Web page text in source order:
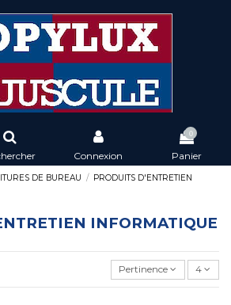
Connexion
0
Panier
DE BUREAU
PRODUITS D'ENTRETIEN
INFORMATIQUE
Pertinence 4